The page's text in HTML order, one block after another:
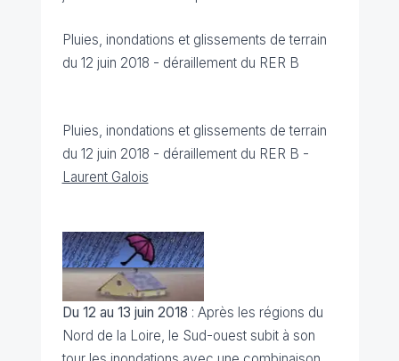
Pluies, inondations et glissements de terrain
du 12 juin 2018 - déraillement du RER B
Pluies, inondations et glissements de terrain
du 12 juin 2018 - déraillement du RER B -
Laurent Galois
Du 12 au 13 juin 2018 : Après les régions du
Nord de la Loire, le Sud-ouest subit à son